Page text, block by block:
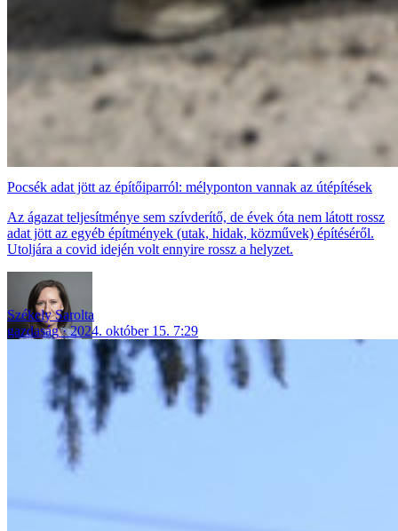
Pocsék adat jött az építőiparról: mélyponton vannak az útépítések
Az ágazat teljesítménye sem szívderítő, de évek óta nem látott rossz
adat jött az egyéb építmények (utak, hidak, közművek) építéséről.
Utoljára a covid idején volt ennyire rossz a helyzet.
Székely Sarolta
gazdaság
2024. október 15. 7:29